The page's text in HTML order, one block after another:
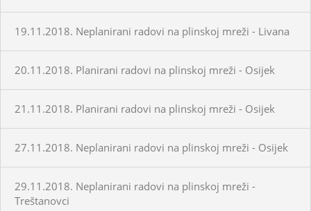
19.11.2018. Neplanirani radovi na plinskoj mreži - Livana
20.11.2018. Planirani radovi na plinskoj mreži - Osijek
21.11.2018. Planirani radovi na plinskoj mreži - Osijek
27.11.2018. Neplanirani radovi na plinskoj mreži - Osijek
29.11.2018. Neplanirani radovi na plinskoj mreži -
Treštanovci